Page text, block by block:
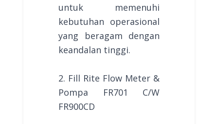
untuk memenuhi
kebutuhan operasional
yang beragam dengan
keandalan tinggi.
2. Fill Rite Flow Meter &
Pompa FR701 C/W
FR900CD